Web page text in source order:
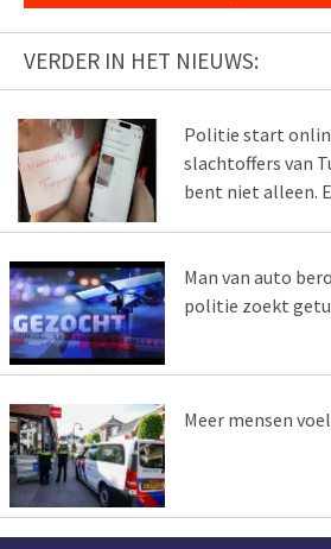
VERDER IN HET NIEUWS:
Politie start
slachtoffers van
bent niet alleen.
Man van auto
politie zoekt
Meer mensen